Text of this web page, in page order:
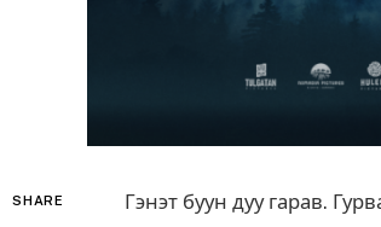
SHARE Гэнэт буун дуу гарав.